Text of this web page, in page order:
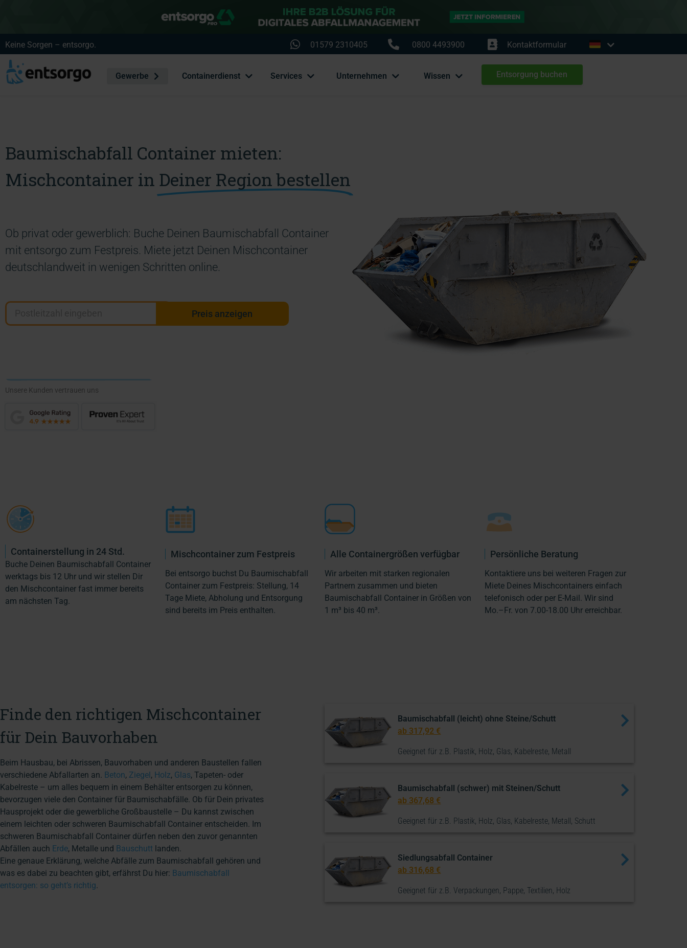
Keine Sorgen – entsorgo. 01579 2310405 0800 4493900 Kontaktformular
Gewerbe Containerdienst Services Unternehmen Wissen Entsorgung buchen
Baumischabfall Container mieten:
Mischcontainer in Deiner Region bestellen
Ob privat oder gewerblich: Buche Deinen Baumischabfall Container
mit entsorgo zum Festpreis. Miete jetzt Deinen Mischcontainer
deutschlandweit in wenigen Schritten online.
Preis anzeigen
Unsere Kunden vertrauen uns
Containerstellung in 24 Std.
Buche Deinen Baumischabfall Container
werktags bis 12 Uhr und wir stellen Dir
den Mischcontainer fast immer bereits
am nächsten Tag.
Mischcontainer zum Festpreis
Bei entsorgo buchst Du Baumischabfall
Container zum Festpreis: Stellung, 14
Tage Miete, Abholung und Entsorgung
sind bereits im Preis enthalten.
Alle Containergrößen verfügbar
Wir arbeiten mit starken regionalen
Partnern zusammen und bieten
Baumischabfall Container in Größen von
1 m³ bis 40 m³.
Persönliche Beratung
Kontaktiere uns bei weiteren Fragen zur
Miete Deines Mischcontainers einfach
telefonisch oder per E-Mail. Wir sind
Mo.–Fr. von 7.00-18.00 Uhr erreichbar.
Finde den richtigen Mischcontainer
für Dein Bauvorhaben
Beim Hausbau, bei Abrissen, Bauvorhaben und anderen Baustellen fallen
verschiedene Abfallarten an. Beton, Ziegel, Holz, Glas, Tapeten- oder
Kabelreste – um alles bequem in einem Behälter entsorgen zu können,
bevorzugen viele den Container für Baumischabfälle. Ob für Dein privates
Hausprojekt oder die gewerbliche Großbaustelle – Du kannst zwischen
einem leichten oder schweren Baumischabfall Container entscheiden. Im
schweren Baumischabfall Container dürfen neben den zuvor genannten
Abfällen auch Erde, Metalle und Bauschutt landen.
Eine genaue Erklärung, welche Abfälle zum Baumischabfall gehören und
was es dabei zu beachten gibt, erfährst Du hier: Baumischabfall
entsorgen: so geht’s richtig.
Baumischabfall (leicht) ohne Steine/Schutt
ab 317,92 €
Geeignet für z.B. Plastik, Holz, Glas, Kabelreste, Metall
Baumischabfall (schwer) mit Steinen/Schutt
ab 367,68 €
Geeignet für z.B. Plastik, Holz, Glas, Kabelreste, Metall, Schutt
Siedlungsabfall Container
ab 316,68 €
Geeignet für z.B. Verpackungen, Pappe, Textilien, Holz